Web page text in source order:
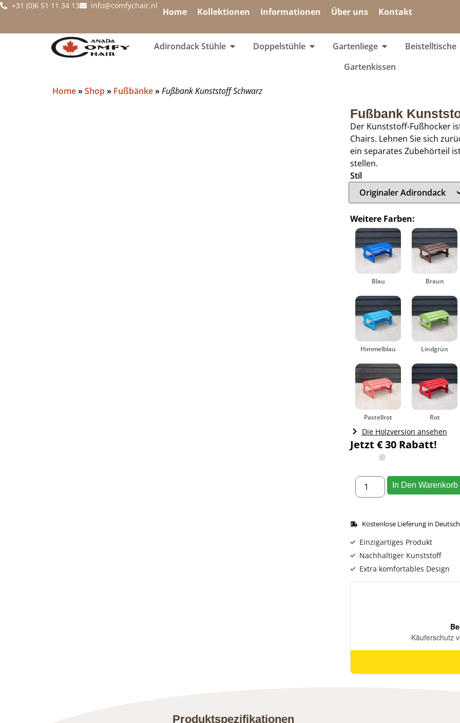
+31 (0)6 51 11 34 13 info@comfychair.nl
Home Kollektionen Informationen Über uns Kontakt
Adirondack Stühle Doppelstühle Gartenliege
Beistelltische
Gartenkissen
Home»Shop» Fußbänke»Fußbank Kunststoff Schwarz
Fußbank
Der Kunststoff-Fußhocker
Chairs. Lehnen Sie sich
ein separates Zubehörteil
stellen.
Stil
Weitere Farben:
Blau Braun
Himmelblau Lindgrün
Pastellrot Rot
Die Holzversion ansehen
Jetzt € 30 Rabatt!
In Den Warenkorb
Kostenlose Lieferung in
Einzigartiges Produkt
Nachhaltiger Kunststoff
Extra komfortables Design
Produktspezifikationen